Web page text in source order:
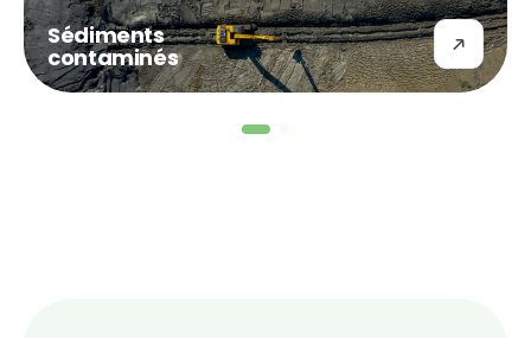
Sédiments
contaminés